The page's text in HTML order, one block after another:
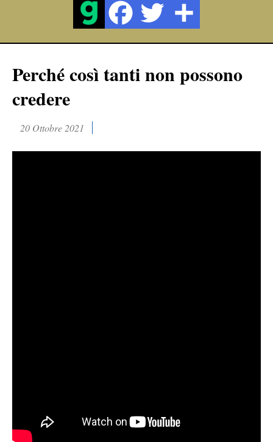
Perché così tanti non possono
credere
20 Ottobre 2021